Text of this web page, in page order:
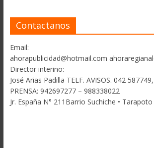
Contactanos
Email:
ahorapublicidad@hotmail.com
Director interino:
José Arias Padilla TELF. AVISOS. 042
PRENSA: 942697277 – 988338022
Jr. España N° 211Barrio Suchiche • Tarapoto